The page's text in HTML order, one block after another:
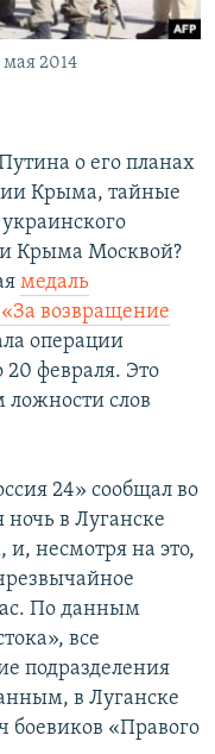
2014
о его планах
Крыма, тайные
Крыма Москвой?
медаль
возвращение
операции
февраля. Это
ложности слов
24» сообщал во
в Луганске
и, несмотря на это,
По данным
все
подразделения
в Луганске
боевиков «Правого